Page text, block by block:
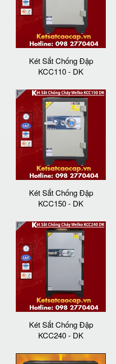
Két Sắt Chống Đập
KCC110 - DK
Két Sắt Chống Đập
KCC150 - DK
Két Sắt Chống Đập
KCC240 - DK